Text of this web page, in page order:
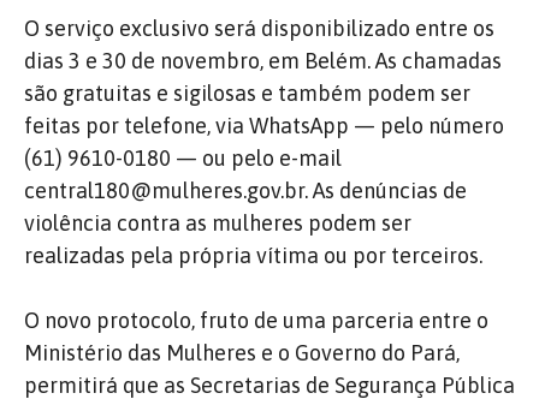
O serviço exclusivo será disponibilizado entre os
dias 3 e 30 de novembro, em Belém. As chamadas
são gratuitas e sigilosas e também podem ser
feitas por telefone, via WhatsApp — pelo número
(61) 9610-0180 — ou pelo e-mail
central180@mulheres.gov.br. As denúncias de
violência contra as mulheres podem ser
realizadas pela própria vítima ou por terceiros.
O novo protocolo, fruto de uma parceria entre o
Ministério das Mulheres e o Governo do Pará,
permitirá que as Secretarias de Segurança Pública